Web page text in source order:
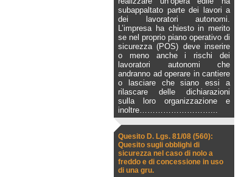
subappaltato parte dei lavori a
dei lavoratori autonomi.
L’impresa ha chiesto in merito
se nel proprio piano operativo di
sicurezza (POS) deve inserire
o meno anche i rischi dei
lavoratori autonomi che
andranno ad operare in cantiere
o lasciare che siano essi a
rilascare delle dichiarazioni
sulla loro organizzazione e
inoltre………………………...
Quesito D. Lgs. 81/08 (560):
Quesito sugli obblighi di
sicurezza nel caso di nolo a
freddo e di concessione in uso
di una gru.